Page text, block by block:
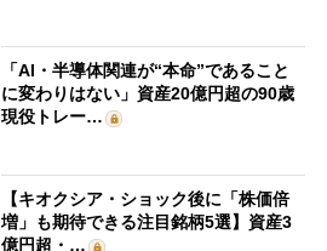
「AI・半導体関連が“本命”であること
に変わりはない」資産20億円超の90歳
現役トレー…
【キオクシア・ショック後に「株価倍
増」も期待できる注目銘柄5選】資産3
億円超・…